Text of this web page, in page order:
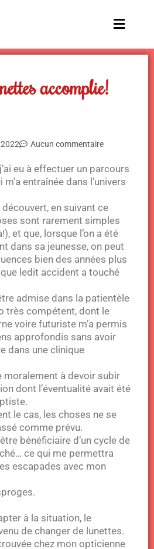
Main
accomplie!
Aucun commentaire
eu à effectuer un parcours
entraînée dans l’univers
découvert, en suivant ce
sont rarement simples
et que, lorsque l’on a été
dans sa jeunesse, on peut
bien des années plus
ledit accident a touché
admise dans la patientèle
très compétent, dont le
voire futuriste m’a permis
approfondis sans avoir
dans une clinique
moralement à devoir subir
dont l’éventualité avait été
le cas, les choses ne se
comme prévu.
bénéficiaire d’un cycle de
ce qui me permettra
escapades avec mon
à la situation, le
de changer de lunettes.
chez mon opticienne